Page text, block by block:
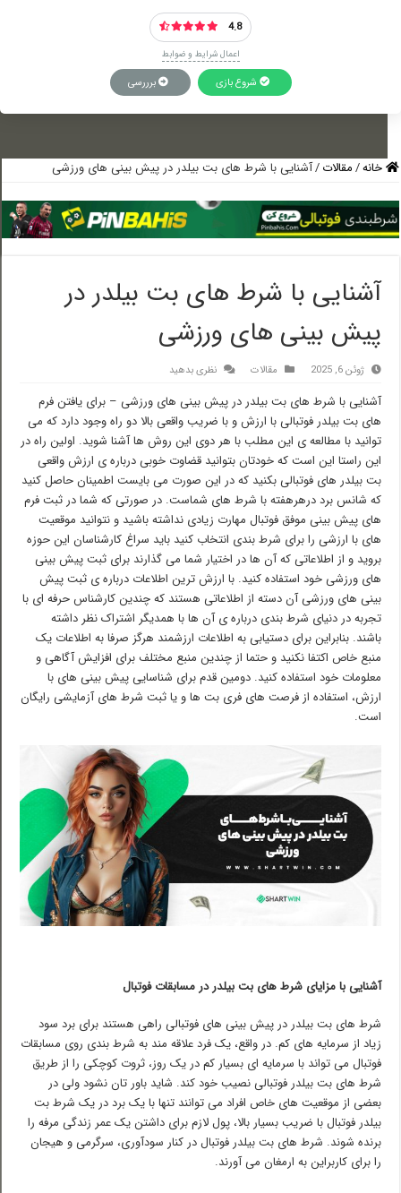
4.8
اعمال شرایط و ضوابط
شروع بازی برررسی
خانه/مقالات/آشنایی با شرط های بت بیلدر در پیش بینی های ورزشی
آشنایی با شرط های بت بیلدر در
پیش بینی های ورزشی
ژوئن 6, 2025 مقالات نظری بدهید
آشنایی با شرط های بت بیلدر در پیش بینی های ورزشی – برای یافتن فرم
های بت بیلدر فوتبالی با ارزش و با ضریب واقعی بالا دو راه وجود دارد که می
توانید با مطالعه ی این مطلب با هر دوی این روش ها آشنا شوید. اولین راه در
این راستا این است که خودتان بتوانید قضاوت خوبی درباره ی ارزش واقعی
بت بیلدر های فوتبالی بکنید که در این صورت می بایست اطمینان حاصل کنید
که شانس برد درهرهفته با شرط های شماست. در صورتی که شما در ثبت فرم
های پیش بینی موفق فوتبال مهارت زیادی نداشته باشید و نتوانید موقعیت
های با ارزشی را برای شرط بندی انتخاب کنید باید سراغ کارشناسان این حوزه
بروید و از اطلاعاتی که آن ها در اختیار شما می گذارند برای ثبت پیش بینی
های ورزشی خود استفاده کنید. با ارزش ترین اطلاعات درباره ی ثبت پیش
بینی های ورزشی آن دسته از اطلاعاتی هستند که چندین کارشناس حرفه ای با
تجربه در دنیای شرط بندی درباره ی آن ها با همدیگر اشتراک نظر داشته
باشند. بنابراین برای دستیابی به اطلاعات ارزشمند هرگز صرفا به اطلاعات یک
منبع خاص اکتفا نکنید و حتما از چندین منبع مختلف برای افزایش آگاهی و
معلومات خود استفاده کنید. دومین قدم برای شناسایی پیش بینی های با
ارزش، استفاده از فرصت های فری بت ها و یا ثبت شرط های آزمایشی رایگان
است.
آشنایی با مزایای شرط های بت بیلدر در مسابقات فوتبال
شرط های بت بیلدر در پیش بینی های فوتبالی راهی هستند برای برد سود
زیاد از سرمایه های کم. در واقع، یک فرد علاقه مند به شرط بندی روی مسابقات
فوتبال می تواند با سرمایه ای بسیار کم در یک روز، ثروت کوچکی را از طریق
شرط های بت بیلدر فوتبالی نصیب خود کند. شاید باور تان نشود ولی در
بعضی از موقعیت های خاص افراد می توانند تنها با یک برد در یک شرط بت
بیلدر فوتبال با ضریب بسیار بالا، پول لازم برای داشتن یک عمر زندگی مرفه را
برنده شوند. شرط های بت بیلدر فوتبال در کنار سودآوری، سرگرمی و هیجان
را برای کاربراین به ارمغان می آورند.